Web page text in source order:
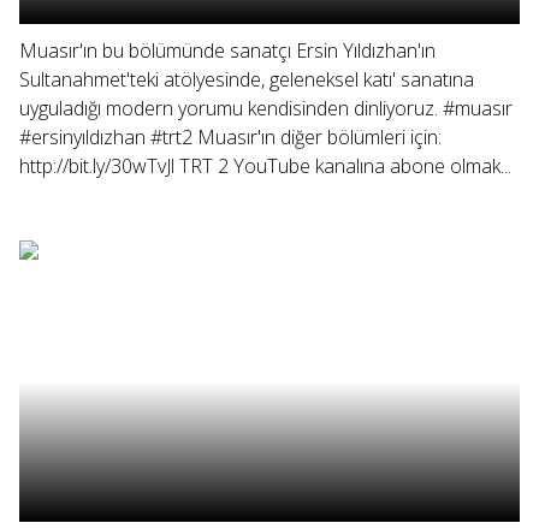
Muasır'ın bu bölümünde sanatçı Ersin Yıldızhan'ın
Sultanahmet'teki atölyesinde, geleneksel katı' sanatına
uyguladığı modern yorumu kendisinden dinliyoruz. #muasır
#ersinyıldızhan #trt2 Muasır'ın diğer bölümleri için:
http://bit.ly/30wTvJl TRT 2 YouTube kanalına abone olmak...